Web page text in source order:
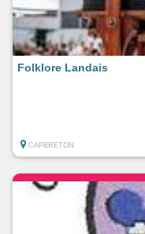
Folklore Landais
CAPBRETON